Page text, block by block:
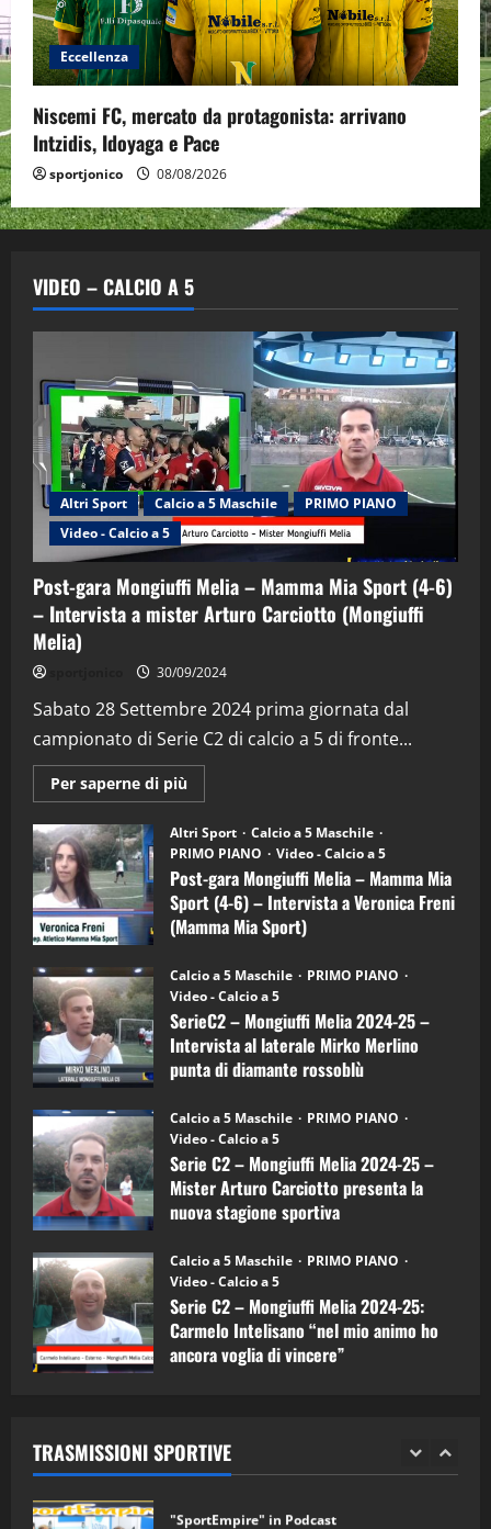
Eccellenza
Niscemi FC, mercato da protagonista: arrivano
Intzidis, Idoyaga e Pace
sportjonico 08/08/2026
VIDEO – CALCIO A 5
Altri Sport Calcio a 5 Maschile
PRIMO PIANO
Video - Calcio a 5
Post-gara Mongiuffi Melia – Mamma Mia Sport (4-6)
– Intervista a mister Arturo Carciotto (Mongiuffi
Melia)
30/09/2024
Sabato 28 Settembre 2024 prima giornata dal
campionato di Serie C2 di calcio a 5 di fronte...
Per saperne di più
informazioni
Post-
gara
Mongiuffi
Melia
–
Mamma
Mia
Sport
6)
–
Intervista
a
mister
Arturo
Carciotto
(Mongiuffi
Altri Sport
Calcio a 5 Maschile
PRIMO PIANO
Video - Calcio a 5
Post-gara Mongiuffi Melia – Mamma Mia
Sport (4-6) – Intervista a Veronica Freni
(Mamma Mia Sport)
Calcio a 5 Maschile
PRIMO PIANO
Video - Calcio a 5
SerieC2 – Mongiuffi Melia 2024-25 –
Intervista al laterale Mirko Merlino
punta di diamante rossoblù
Calcio a 5 Maschile
PRIMO PIANO
Video - Calcio a 5
Serie C2 – Mongiuffi Melia 2024-25 –
Mister Arturo Carciotto presenta la
nuova stagione sportiva
Calcio a 5 Maschile
PRIMO PIANO
Video - Calcio a 5
Serie C2 – Mongiuffi Melia 2024-25:
Carmelo Intelisano “nel mio animo ho
ancora voglia di vincere”
TRASMISSIONI SPORTIVE
2
“SportEmpire” in Podcast: 29^ Puntata
(Martedi 28 Aprile 2026)
28/04/2026
3
"SportEmpire" in Podcast
“SportEmpire” in Podcast: 28^ Puntata
(Martedi 21 Aprile 2026)
21/04/2026
4
“SportEmpire” in Podcast: 27^ Puntata
(Martedi 14 Aprile 2026)
15/04/2026
5
“SportEmpire” in Podcast: 26^ Puntata
(Martedi 07 Aprile 2026)
08/04/2026
1
“SportEmpire” in Podcast: 30^ Puntata
(Martedi 05 Maggio 2026)
08/05/2026
2 28/04/2026
"SportEmpire" in Podcast